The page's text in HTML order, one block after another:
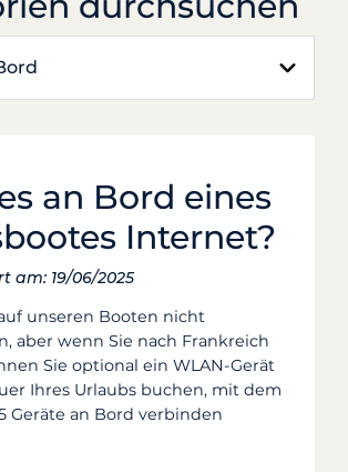
an Bord eines
Internet?
am: 19/06/2025
unseren Booten nicht
aber wenn Sie nach Frankreich
Sie optional ein WLAN-Gerät
Ihres Urlaubs buchen, mit dem
Geräte an Bord verbinden